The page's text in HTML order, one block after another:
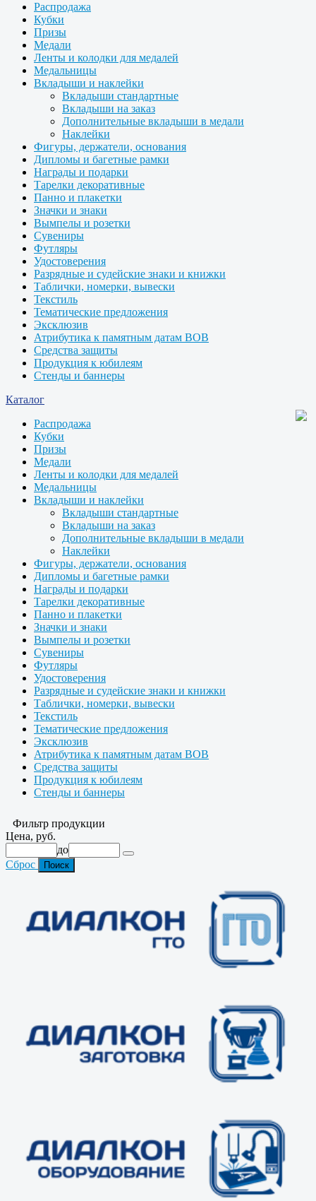
Распродажа
Кубки
Призы
Медали
Ленты и колодки для медалей
Медальницы
Вкладыши и наклейки
Вкладыши стандартные
Вкладыши на заказ
Дополнительные вкладыши в медали
Наклейки
Фигуры, держатели, основания
Дипломы и багетные рамки
Награды и подарки
Тарелки декоративные
Панно и плакетки
Значки и знаки
Вымпелы и розетки
Сувениры
Футляры
Удостоверения
Разрядные и судейские знаки и книжки
Таблички, номерки, вывески
Текстиль
Тематические предложения
Эксклюзив
Атрибутика к памятным датам ВОВ
Средства защиты
Продукция к юбилеям
Стенды и баннеры
Каталог
Распродажа
Кубки
Призы
Медали
Ленты и колодки для медалей
Медальницы
Вкладыши и наклейки
Вкладыши стандартные
Вкладыши на заказ
Дополнительные вкладыши в медали
Наклейки
Фигуры, держатели, основания
Дипломы и багетные рамки
Награды и подарки
Тарелки декоративные
Панно и плакетки
Значки и знаки
Вымпелы и розетки
Сувениры
Футляры
Удостоверения
Разрядные и судейские знаки и книжки
Таблички, номерки, вывески
Текстиль
Тематические предложения
Эксклюзив
Атрибутика к памятным датам ВОВ
Средства защиты
Продукция к юбилеям
Стенды и баннеры
Фильтр продукции
Цена, руб.
до
Сброс